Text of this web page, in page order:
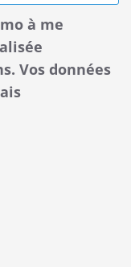
à me
Vos données